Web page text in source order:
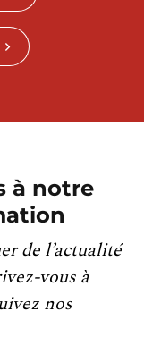
à notre
de l’actualité
vous à
nos